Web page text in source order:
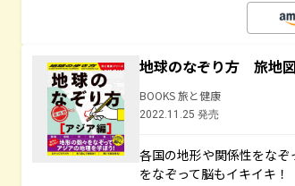
地球のなぞり方 旅地
BOOKS 旅と健康
2022.11.25 発売
各国の地形や関係性をな
をなぞって脳もイキイキ！